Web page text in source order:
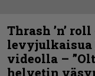
Thrash ’n’
videolla –
helvetin